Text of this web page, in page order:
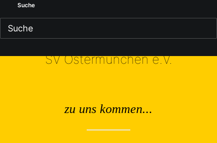
Suche
SV Ostermünchen e.V.
zu uns kommen...